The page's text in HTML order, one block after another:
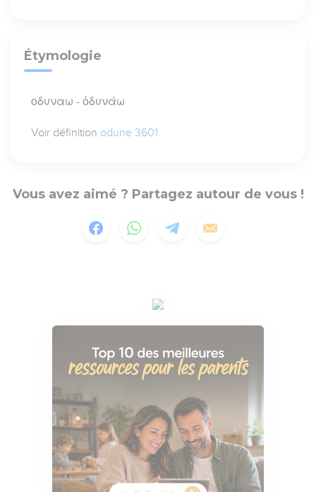
Étymologie
οδυναω - ὀδυνάω
Voir définition odune 3601
Vous avez aimé ? Partagez autour de vous !